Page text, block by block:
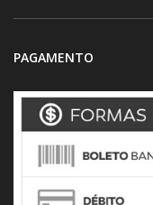
PAGAMENTO